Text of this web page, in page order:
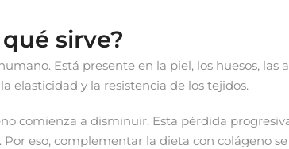
sirve?
Está presente en la piel, los huesos,
elasticidad y la resistencia de los tejidos.
comienza a disminuir. Esta pérdida
eso, complementar la dieta con colágeno